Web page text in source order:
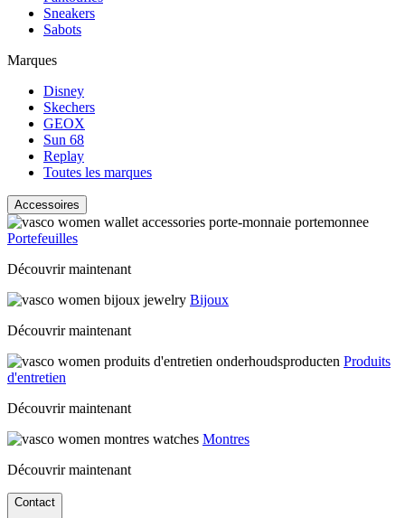
Sneakers
Sabots
Marques
Disney
Skechers
GEOX
Sun 68
Replay
Toutes les marques
Accessoires
Portefeuilles
Découvrir maintenant
Bijoux
Découvrir maintenant
Produits
d'entretien
Découvrir maintenant
Montres
Découvrir maintenant
Contact